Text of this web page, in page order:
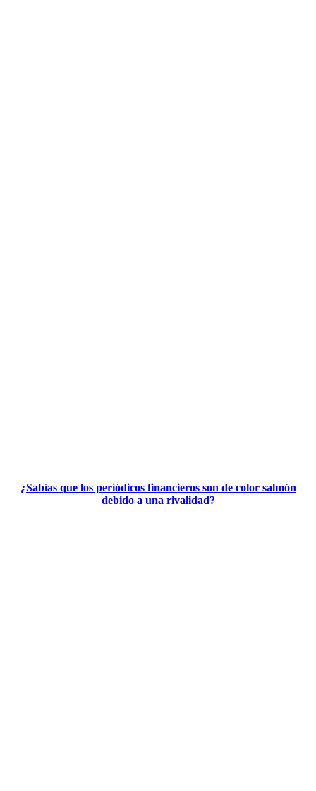
¿Sabías que los periódicos financieros son de color salmón
debido a una rivalidad?